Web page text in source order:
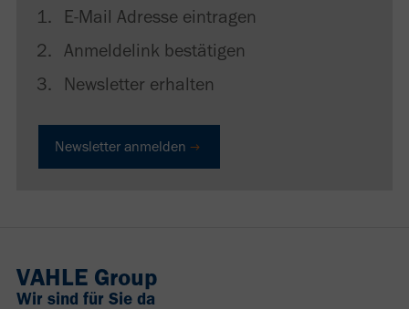
E-Mail Adresse eintragen
Anmeldelink bestätigen
Newsletter erhalten
Newsletter anmelden
VAHLE Group
Wir sind für Sie da